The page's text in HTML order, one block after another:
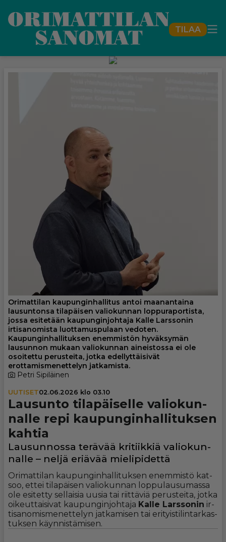
TILAA
Orimattilan kaupunginhallitus antoi maanantaina
lausuntonsa tilapäisen valiokunnan loppuraportista,
jossa esitetään kaupunginjohtaja Kalle Larssonin
irtisanomista luottamuspulaan vedoten.
Kaupunginhallituksen enemmistön hyväksymän
lausunnon mukaan valiokunnan aineistossa ei ole
osoitettu perusteita, jotka edellyttäisivät
erottamismenettelyn jatkamista.
Petri Sipiläinen
UUTISET02.06.2026 klo 03.10
Lausunto tila­päi­selle vali­o­kun­
nalle repi kau­pun­gin­hal­li­tuk­sen
kahtia
Lau­sun­nossa terävää kri­tiik­kiä vali­o­kun­
nalle – neljä eriävää mie­li­pi­dettä
Ori­mat­ti­lan kau­pun­gin­hal­li­tuk­sen enem­mis­tö kat­
soo, et­tei ti­la­päi­sen va­li­o­kun­nan lop­pu­lau­su­mas­sa
ole esi­tet­ty sel­lai­sia uu­sia tai riit­tä­viä pe­rus­tei­ta, jot­ka
oi­keut­tai­si­vat kau­pun­gin­joh­ta­ja Kal­le Lars­so­nin ir­
ti­sa­no­mis­me­net­te­lyn jat­ka­mi­sen tai eri­tyis­ti­lin­tar­kas­
tuk­sen käyn­nis­tä­mi­sen.